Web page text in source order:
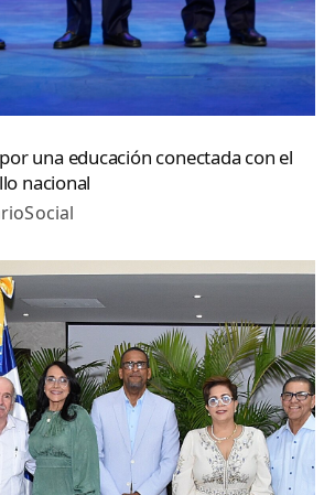
una educación conectada con el
nacional